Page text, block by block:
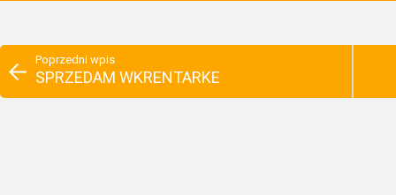
Poprzedni wpis
SPRZEDAM WKRENTARKE